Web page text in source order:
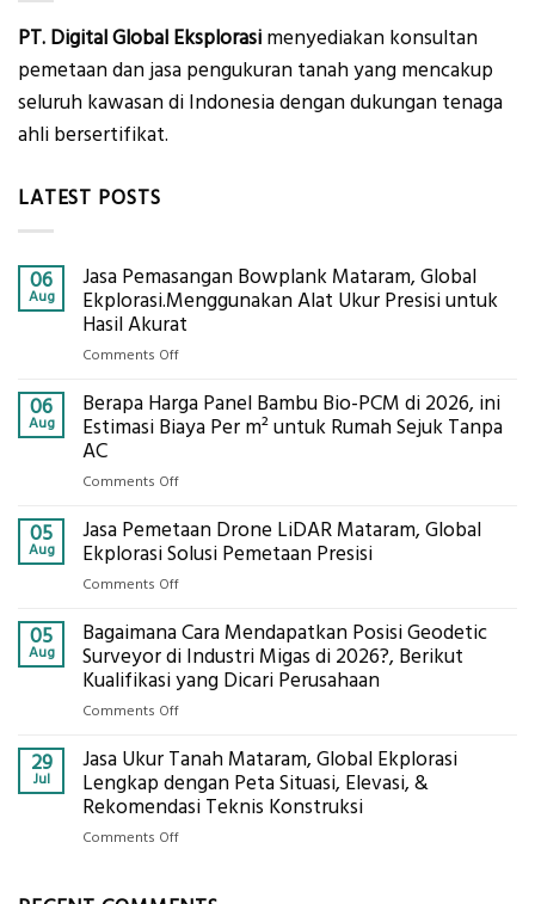
PT. Digital Global Eksplorasi menyediakan konsultan
pemetaan dan jasa pengukuran tanah yang mencakup
seluruh kawasan di Indonesia dengan dukungan tenaga
ahli bersertifikat.
LATEST POSTS
06
Aug
Jasa Pemasangan Bowplank Mataram, Global
Ekplorasi.Menggunakan Alat Ukur Presisi untuk
Hasil Akurat
Comments Offon
Pemasangan
Bowplank
Ukur
Presisi
untuk
Akurat
06
Aug
Berapa Harga Panel Bambu Bio-PCM di 2026, ini
Estimasi Biaya Per m² untuk Rumah Sejuk Tanpa
AC
Comments Offon
Harga
Panel
di
2026,
ini
Estimasi
Per
m²
untuk
05
Aug
Jasa Pemetaan Drone LiDAR Mataram, Global
Ekplorasi Solusi Pemetaan Presisi
Comments Offon
Pemetaan
Drone
LiDAR
Mataram,
Solusi
Pemetaan
Presisi
05
Aug
Bagaimana Cara Mendapatkan Posisi Geodetic
Surveyor di Industri Migas di 2026?, Berikut
Kualifikasi yang Dicari Perusahaan
Comments Offon
Cara
Mendapatkan
Posisi
29
Jul
Jasa Ukur Tanah Mataram, Global Ekplorasi
Lengkap dengan Peta Situasi, Elevasi, &
Rekomendasi Teknis Konstruksi
Comments Offon